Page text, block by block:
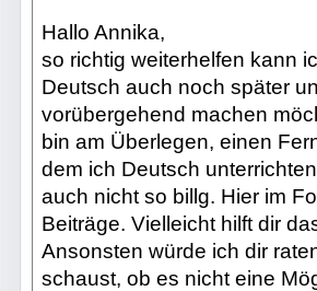
Hallo Annika,
so richtig weiterhelfen kann
Deutsch auch noch später
vorübergehend machen
bin am Überlegen, einen
dem ich Deutsch
auch nicht so billg. Hier im
Beiträge. Vielleicht hilft dir
Ansonsten würde ich dir
schaust, ob es nicht eine